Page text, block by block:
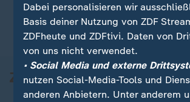
Dabei personalisieren wir
Basis deiner Nutzung von ZDF
ZDFheute und ZDFtivi. Daten von
von uns nicht verwendet.
• Social Media und externe
nutzen Social-Media-Tools und
anderen Anbietern. Unter anderem